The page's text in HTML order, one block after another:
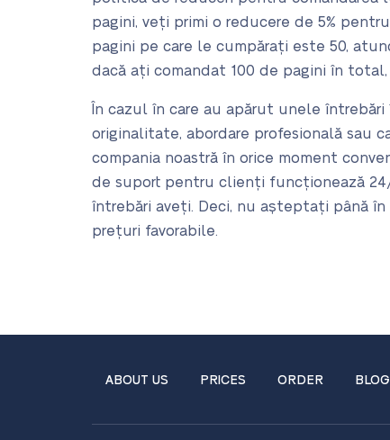
pagini, veți primi o reducere de 5%
pagini pe care le cumpărați este 50,
dacă ați comandat 100 de pagini în
În cazul în care au apărut unele
originalitate, abordare profesională sau
compania noastră în orice moment
de suport pentru clienți funcționează
întrebări aveți. Deci, nu așteptați până
prețuri favorabile.
ABOUT US PRICES ORDER BLOG